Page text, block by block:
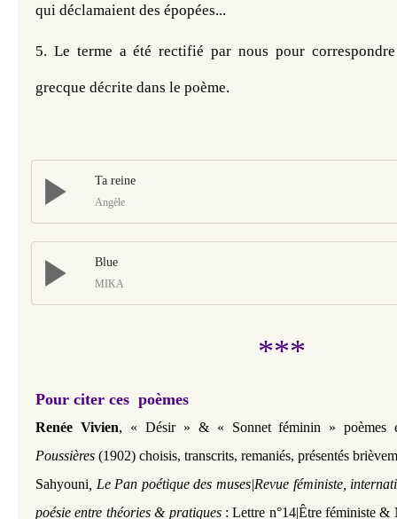
qui déclamaient des épopées...
5. Le terme a été rectifié par nous pour
grecque décrite dans le poème.
Ta reine
Angèle
Blue
MIKA
***
Pour citer ces poèmes
Renée Vivien, « Désir » & « Sonnet féminin » poèmes
Poussières (1902) choisis, transcrits, remaniés, présentés
Sahyouni , Le Pan poétique des muses|Revue féministe,
poésie entre théories & pratiques: Lettre n°14|Être féministe &